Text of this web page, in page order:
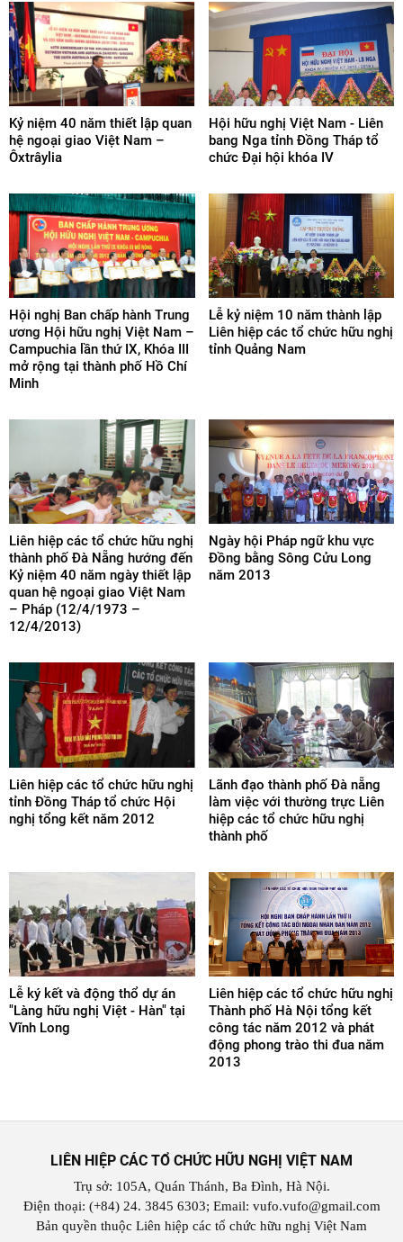
Kỷ niệm 40 năm thiết lập quan
hệ ngoại giao Việt Nam –
Ôxtrâylia
Hội hữu nghị Việt Nam - Liên
bang Nga tỉnh Đồng Tháp tổ
chức Đại hội khóa IV
Hội nghị Ban chấp hành Trung
ương Hội hữu nghị Việt Nam –
Campuchia lần thứ IX, Khóa III
mở rộng tại thành phố Hồ Chí
Minh
Lễ kỷ niệm 10 năm thành lập
Liên hiệp các tổ chức hữu nghị
tỉnh Quảng Nam
Liên hiệp các tổ chức hữu nghị
thành phố Đà Nẵng hướng đến
Kỷ niệm 40 năm ngày thiết lập
quan hệ ngoại giao Việt Nam
– Pháp (12/4/1973 –
12/4/2013)
Ngày hội Pháp ngữ khu vực
Đồng bằng Sông Cửu Long
năm 2013
Liên hiệp các tổ chức hữu nghị
tỉnh Đồng Tháp tổ chức Hội
nghị tổng kết năm 2012
Lãnh đạo thành phố Đà nẵng
làm việc với thường trực Liên
hiệp các tổ chức hữu nghị
thành phố
Lễ ký kết và động thổ dự án
"Làng hữu nghị Việt - Hàn" tại
Vĩnh Long
Liên hiệp các tổ chức hữu nghị
Thành phố Hà Nội tổng kết
công tác năm 2012 và phát
động phong trào thi đua năm
2013
LIÊN HIỆP CÁC TỔ CHỨC HỮU NGHỊ VIỆT NAM
Trụ sở: 105A, Quán Thánh, Ba Đình, Hà Nội.
Điện thoại: (+84) 24. 3845 6303; Email: vufo.vufo@gmail.com
Bản quyền thuộc Liên hiệp các tổ chức hữu nghị Việt Nam